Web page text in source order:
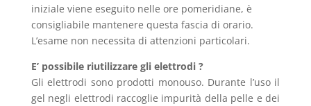
iniziale viene eseguito nelle ore pomeridiane, è
consigliabile mantenere questa fascia di orario.
L’esame non necessita di attenzioni particolari.
E’ possibile riutilizzare gli elettrodi ?
Gli elettrodi sono prodotti monouso. Durante l’uso il
gel negli elettrodi raccoglie impurità della pelle e dei